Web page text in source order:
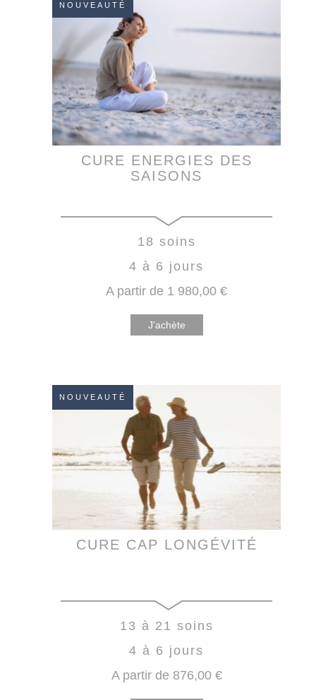
NOUVEAUTÉ
CURE ENERGIES DES
SAISONS
18 soins
4 à 6 jours
A partir de 1 980,00 €
J'achète
NOUVEAUTÉ
CURE CAP LONGÉVITÉ
13 à 21 soins
4 à 6 jours
A partir de 876,00 €